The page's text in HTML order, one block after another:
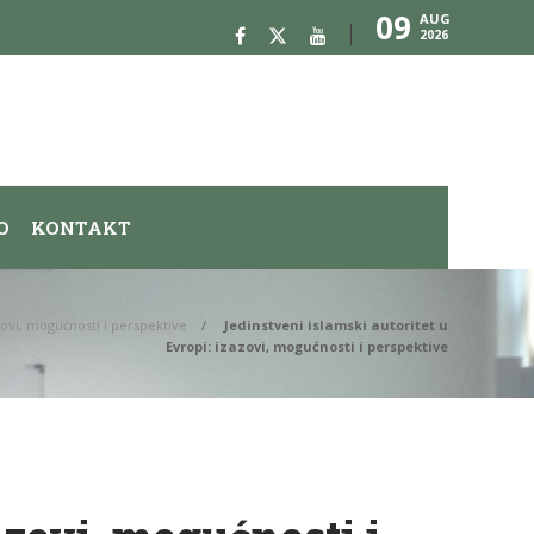
09 AUG
2026
KONTAKT
mogućnosti i perspektive
Jedinstveni islamski autoritet u
Evropi: izazovi, mogućnosti i perspektive